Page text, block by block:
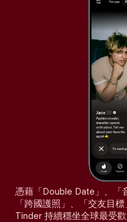
憑藉「Double Date」、「
「跨國護照」、「交友目
Tinder 持續穩坐全球最受